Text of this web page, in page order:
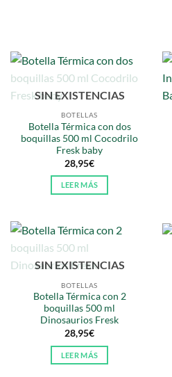
SIN EXISTENCIAS
BOTELLAS
Botella Térmica con dos
boquillas 500 ml Cocodrilo
Fresk baby
28,95€
LEER MÁS
SIN EXISTENCIAS
BOTELLAS
Botella Térmica con 2
boquillas 500 ml
Dinosaurios Fresk
28,95€
LEER MÁS